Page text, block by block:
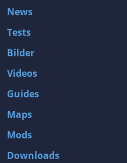
News
Tests
Bilder
Videos
Guides
Maps
Mods
Downloads